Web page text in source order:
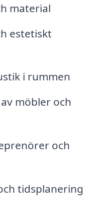
material
estetiskt
i rummen
möbler och
och
tidsplanering